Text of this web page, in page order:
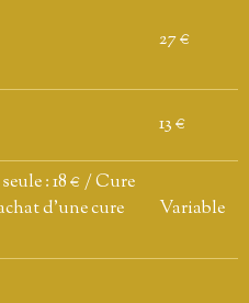
27 €
13 €
: 18 € / Cure
d'une cure
Variable